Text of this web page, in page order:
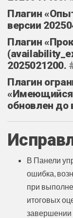
Плагин
версии
Плагин
2025021200.
Плагин
«Имеющийся
обновлен до
В Панели
ошибка,
при
итоговых
завершении